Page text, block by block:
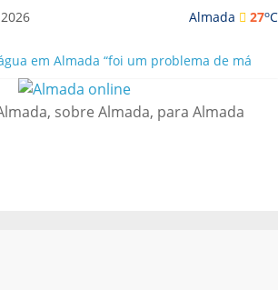
Almada 27oC
em Almada “foi um problema de má
asiática invade a Casa Amarela
60 anos com programa cultural entre
Almada renovada até final de Agosto
sobre Almada, para Almada